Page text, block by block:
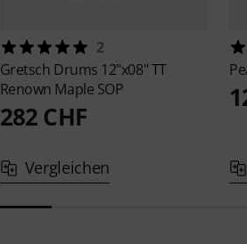
2
Gretsch Drums 12"x08" TT
Renown Maple SOP
282 CHF
Vergleichen